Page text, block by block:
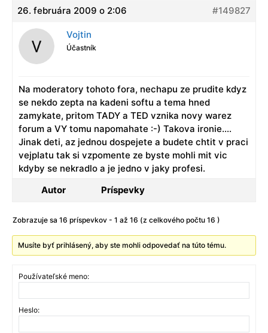
26. februára 2009 o 2:06
#149827
Vojtin
Účastník
Na moderatory tohoto fora, nechapu ze prudite kdyz
se nekdo zepta na kadeni softu a tema hned
zamykate, pritom TADY a TED vznika novy warez
forum a VY tomu napomahate :-) Takova ironie….
Jinak deti, az jednou dospejete a budete chtit v praci
vejplatu tak si vzpomente ze byste mohli mit vic
kdyby se nekradlo a je jedno v jaky profesi.
Autor
Príspevky
Zobrazuje sa 16 príspevkov - 1 až 16 (z celkového počtu 16 )
Musíte byť prihlásený, aby ste mohli odpovedať na túto tému.
Používateľské meno:
Heslo: